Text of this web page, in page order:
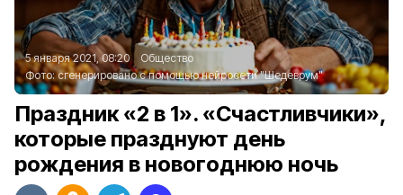
5 января 2021, 08:20
Общество
Фото:сгенерировано с помощью нейросети "Шедеврум"
Праздник «2 в 1». «Счастливчики»,
которые празднуют день
рождения в новогоднюю ночь